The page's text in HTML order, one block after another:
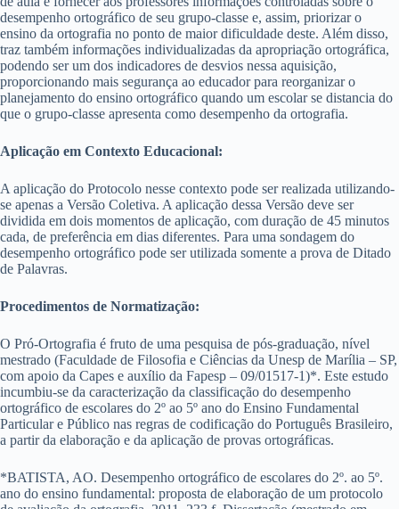
desempenho ortográfico de seu grupo-classe e, assim, priorizar o
ensino da ortografia no ponto de maior dificuldade deste. Além disso,
traz também informações individualizadas da apropriação ortográfica,
podendo ser um dos indicadores de desvios nessa aquisição,
proporcionando mais segurança ao educador para reorganizar o
planejamento do ensino ortográfico quando um escolar se distancia do
que o grupo-classe apresenta como desempenho da ortografia.
Aplicação em Contexto Educacional:
A aplicação do Protocolo nesse contexto pode ser realizada utilizando-
se apenas a Versão Coletiva. A aplicação dessa Versão deve ser
dividida em dois momentos de aplicação, com duração de 45 minutos
cada, de preferência em dias diferentes. Para uma sondagem do
desempenho ortográfico pode ser utilizada somente a prova de Ditado
de Palavras.
Procedimentos de Normatização:
O Pró-Ortografia é fruto de uma pesquisa de pós-graduação, nível
mestrado (Faculdade de Filosofia e Ciências da Unesp de Marília – SP,
com apoio da Capes e auxílio da Fapesp – 09/01517-1)*. Este estudo
incumbiu-se da caracterização da classificação do desempenho
ortográfico de escolares do 2º ao 5º ano do Ensino Fundamental
Particular e Público nas regras de codificação do Português Brasileiro,
a partir da elaboração e da aplicação de provas ortográficas.
*BATISTA, AO. Desempenho ortográfico de escolares do 2º. ao 5º.
ano do ensino fundamental: proposta de elaboração de um protocolo